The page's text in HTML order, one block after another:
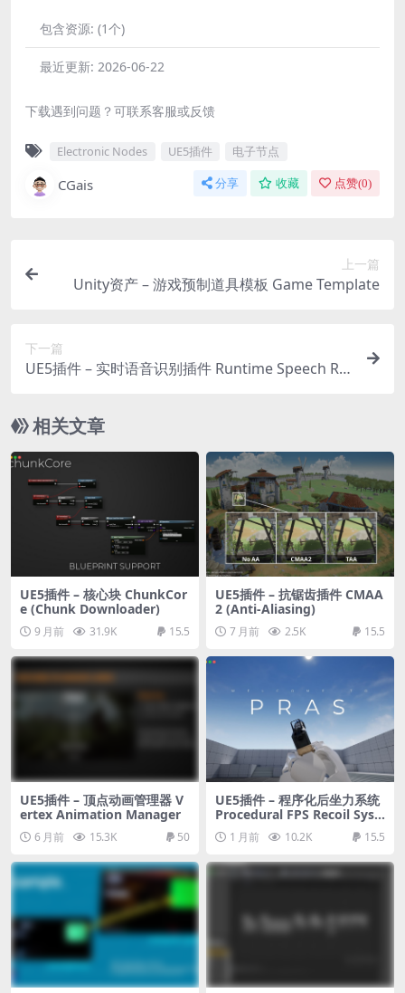
包含资源: (1个)
最近更新: 2026-06-22
下载遇到问题？可联系客服或反馈
Electronic Nodes UE5插件 电子节点
CGais 分享 收藏 点赞(0)
上一篇
Unity资产 – 游戏预制道具模板 Game Template
下一篇
UE5插件 – 实时语音识别插件 Runtime Speech Re
相关文章
UE5插件 – 核心块 ChunkCor
e (Chunk Downloader)
9 月前 31.9K 15.5
UE5插件 – 抗锯齿插件 CMAA
2 (Anti-Aliasing)
7 月前 2.5K 15.5
UE5插件 – 顶点动画管理器 V
ertex Animation Manager
6 月前 15.3K 50
UE5插件 – 程序化后坐力系统
Procedural FPS Recoil Syst
em1 月前 10.2K 15.5